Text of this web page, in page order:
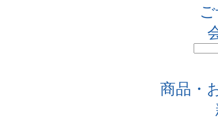
商品・